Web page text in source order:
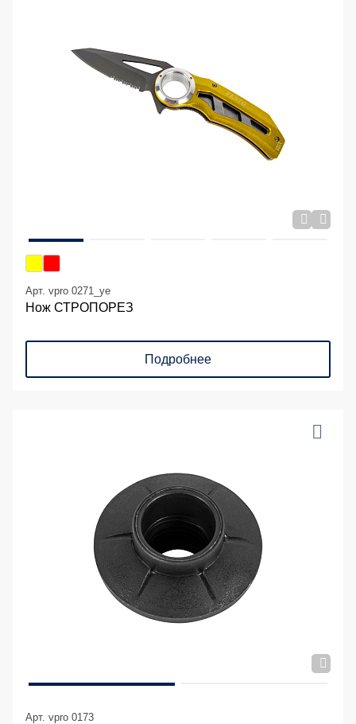
Арт. vpro 0271_ye
Нож СТРОПОРЕЗ
Подробнее
Арт. vpro 0173